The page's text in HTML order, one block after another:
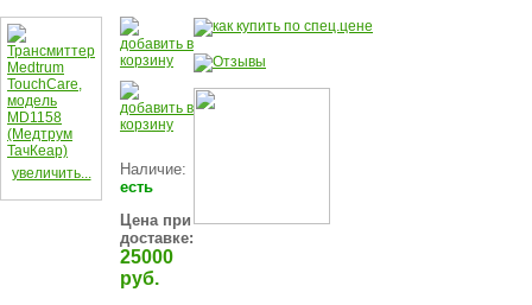
увеличить...
Наличие:
есть
Цена при
доставке:
25000
руб.